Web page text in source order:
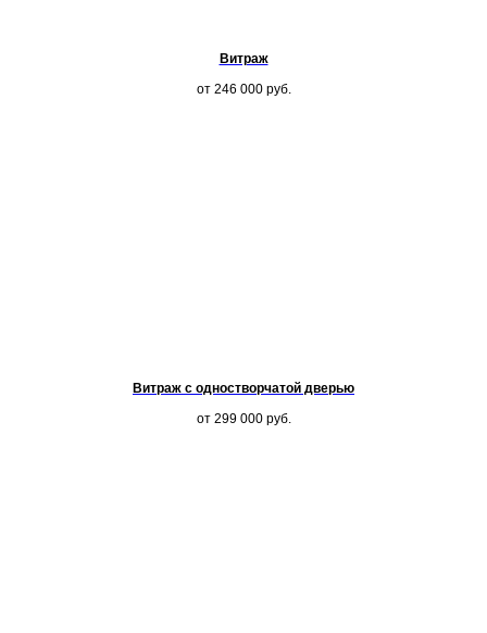
Витраж
от 246 000 руб.
Витраж с одностворчатой дверью
от 299 000 руб.